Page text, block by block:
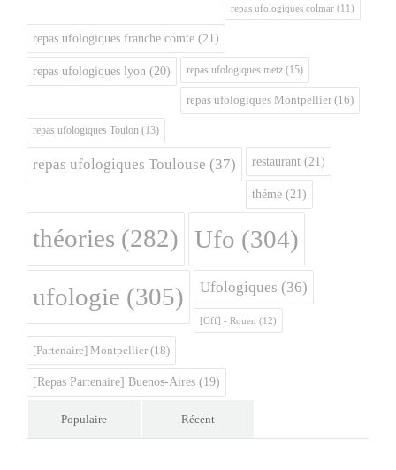
repas ufologiques colmar (11)
repas ufologiques franche comte (21)
repas ufologiques lyon (20) repas ufologiques metz (15)
repas ufologiques Montpellier (16)
repas ufologiques Toulon (13)
repas ufologiques Toulouse (37) restaurant (21)
théme (21)
théories (282) Ufo (304)
ufologie (305) Ufologiques (36)
[Off] - Rouen (12)
[Partenaire] Montpellier (18)
[Repas Partenaire] Buenos-Aires (19)
Populaire Récent